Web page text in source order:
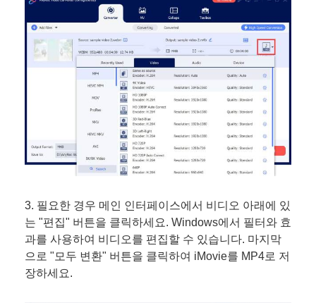
3. 필요한 경우 메인 인터페이스에서 비디오 아래에 있
는 "편집" 버튼을 클릭하세요. Windows에서 필터와 효
과를 사용하여 비디오를 편집할 수 있습니다. 마지막
으로 "모두 변환" 버튼을 클릭하여 iMovie를 MP4로 저
장하세요.